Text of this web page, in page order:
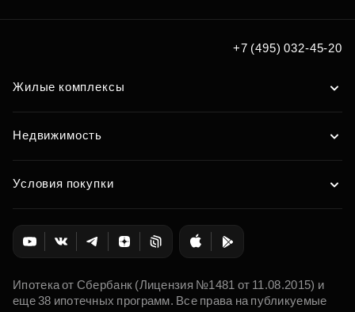
+7 (495) 032-45-20
Жилые комплексы
Недвижимость
Условия покупки
Ипотека от Сбербанк (Лицензия №1481 от 11.08.2015) и
еще 38 ипотечных программ. Все права на публикуемые